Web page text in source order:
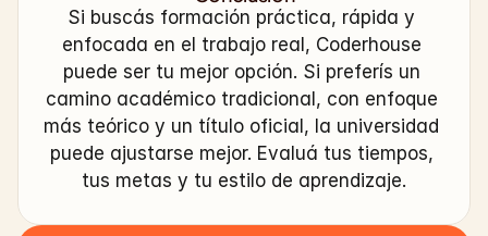
Si buscás formación práctica, rápida y
enfocada en el trabajo real, Coderhouse
puede ser tu mejor opción. Si preferís un
camino académico tradicional, con enfoque
más teórico y un título oficial, la universidad
puede ajustarse mejor. Evaluá tus tiempos,
tus metas y tu estilo de aprendizaje.